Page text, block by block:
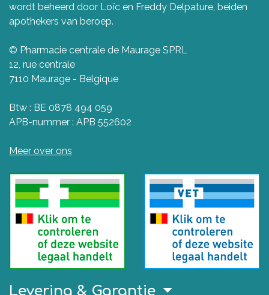
wordt beheerd door Loïc en Freddy Delpature, beiden
apothekers van beroep.
© Pharmacie centrale de Maurage SPRL
12, rue centrale
7110 Maurage - Belgique
Btw : BE 0878 494 059
APB-nummer : APB 552602
Meer over ons
Levering & Garantie